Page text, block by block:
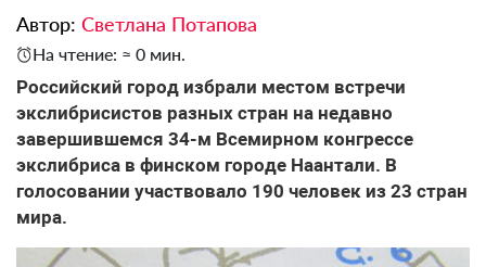
Автор: Светлана Потапова
На чтение: ≈ 0 мин.
Российский город избрали местом встречи
экслибрисистов разных стран на недавно
завершившемся 34-м Всемирном конгрессе
экслибриса в финском городе Наантали. В
голосовании участвовало 190 человек из 23 стран
мира.